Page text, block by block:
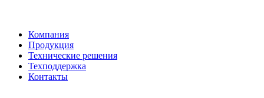
Компания
Продукция
Технические решения
Техподдержка
Контакты